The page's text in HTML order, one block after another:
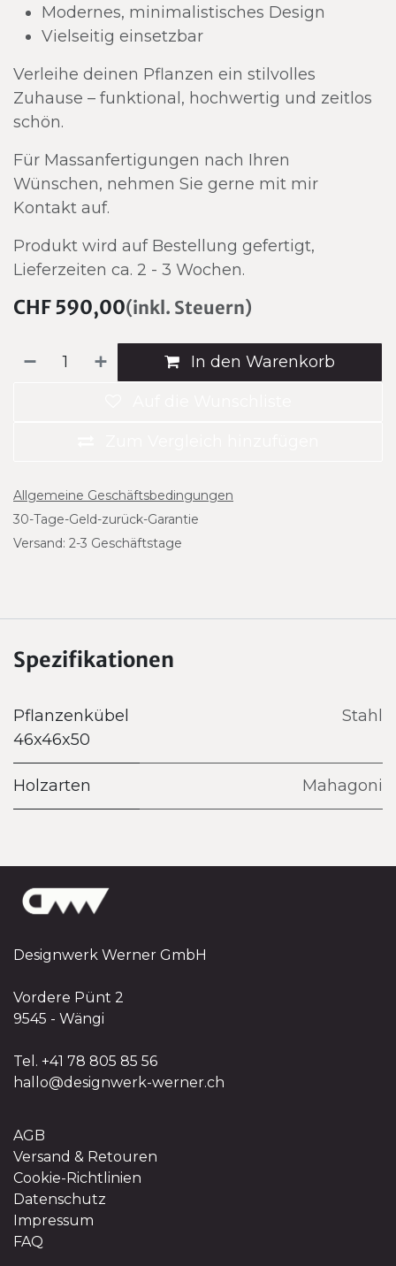
Modernes, minimalistisches Design
Vielseitig einsetzbar
Verleihe deinen Pflanzen ein stilvolles
Zuhause – funktional, hochwertig und zeitlos
schön.
Für Massanfertigungen nach Ihren
Wünschen, nehmen Sie gerne mit mir
Kontakt auf.
Produkt wird auf Bestellung gefertigt,
Lieferzeiten ca. 2 - 3 Wochen.
CHF590,00(inkl. Steuern)
In den Warenkorb
Allgemeine Geschäftsbedingungen
30-Tage-Geld-zurück-Garantie
Versand: 2-3 Geschäftstage
Spezifikationen
Pflanzenkübel
46x46x50
Stahl
Holzarten Mahagoni
Designwerk Werner GmbH
Vordere Pünt 2
9545 - Wängi
Tel. +41 78 805 85 56
hallo@designwerk-werner.ch
AGB
Versand & Retouren
Cookie-Richtlinien
Datenschutz
Impressum
FAQ